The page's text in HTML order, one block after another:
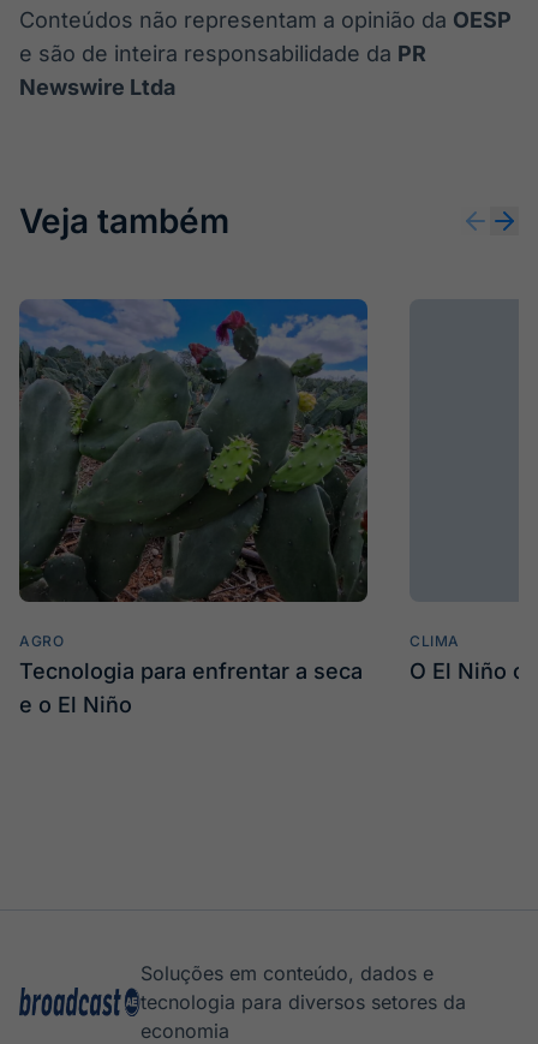
Conteúdos não representam a opinião da OESP
e são de inteira responsabilidade da PR
Newswire Ltda
Veja também
AGRO
Tecnologia para enfrentar a seca
e o El Niño
CLIMA
O El Niño
Soluções em conteúdo, dados e
tecnologia para diversos setores da
economia